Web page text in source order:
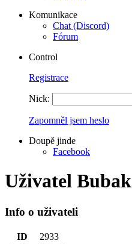
Komunikace
Chat (Discord)
Fórum
Control
Registrace
Nick:
Zapomněl jsem heslo
Doupě jinde
Facebook
Uživatel Bubak
Info o uživateli
ID
2933